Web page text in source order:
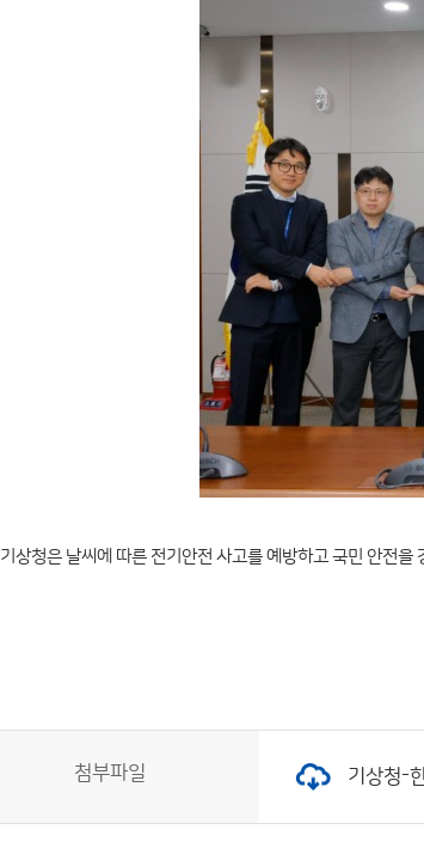
기상청은 날씨에 따른 전기안전 사고를 예방하고 국민 안전을
첨부파일 기상청-